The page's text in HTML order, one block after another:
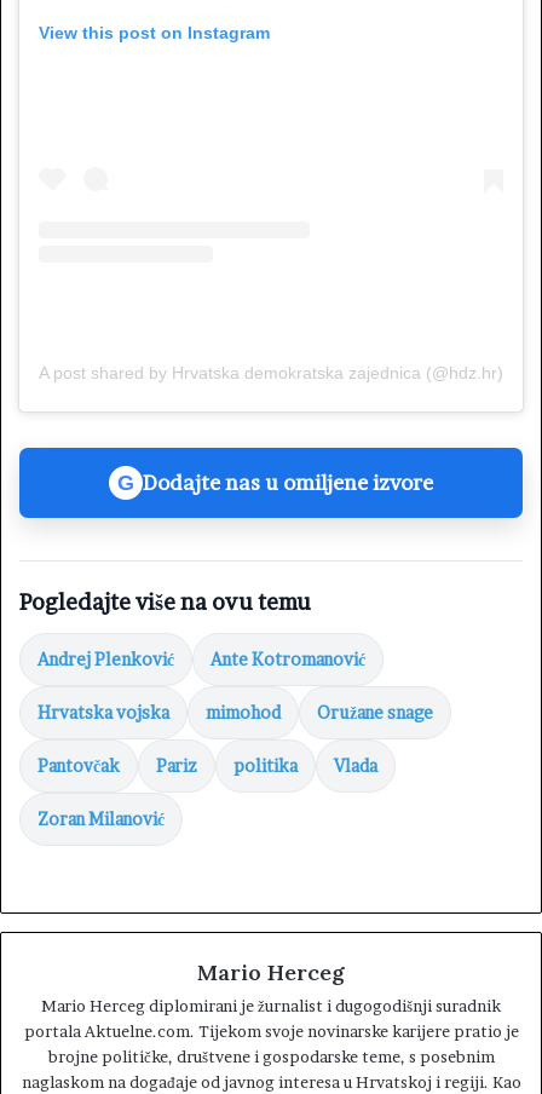
View this post on Instagram
A post shared by Hrvatska demokratska zajednica (@hdz.hr)
G Dodajte nas u omiljene izvore
Pogledajte više na ovu temu
Andrej Plenković Ante Kotromanović
Hrvatska vojska mimohod Oružane snage
Pantovčak Pariz politika Vlada
Zoran Milanović
Mario Herceg
Mario Herceg diplomirani je žurnalist i dugogodišnji suradnik
portala Aktuelne.com. Tijekom svoje novinarske karijere pratio je
brojne političke, društvene i gospodarske teme, s posebnim
naglaskom na događaje od javnog interesa u Hrvatskoj i regiji. Kao